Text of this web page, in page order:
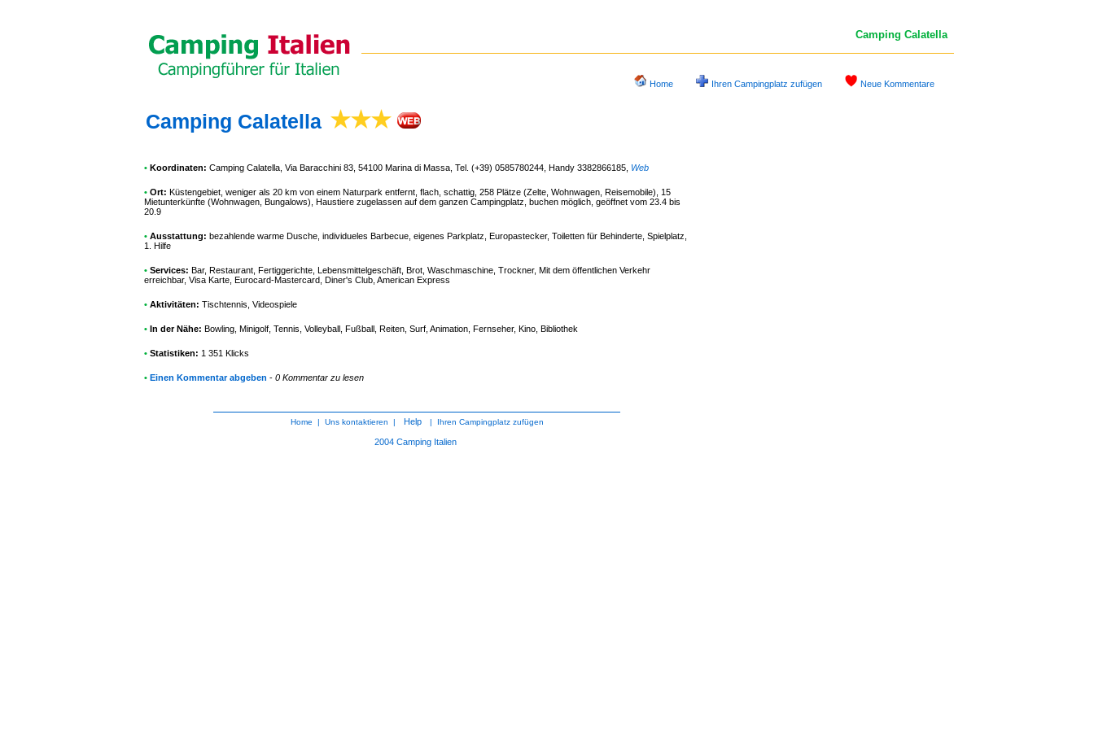
Camping Calatella
Home Ihren Campingplatz zufügen Neue Kommentare
Camping Calatella
• Koordinaten: Camping Calatella , Via Baracchini 83, 54100 Marina di Massa, Tel. (+39) 0585780244, Handy 3382866185 Web
• Ort: Küstengebiet, weniger als 20 km von einem Naturpark entfernt, flach, schattig, 258 Plätze (Zelte, Wohnwagen, Reisemobile), 15
Mietunterkünfte (Wohnwagen, Bungalows), Haustiere zugelassen auf dem ganzen Campingplatz, buchen möglich, geöffnet vom 23.4 bis
20.9
• Ausstattung: bezahlende warme Dusche, individueles Barbecue, eigenes Parkplatz, Europastecker, Toiletten für Behinderte, Spielplatz,
1. Hilfe
• Services: Bar, Restaurant, Fertiggerichte, Lebensmittelgeschäft, Brot, Waschmaschine, Trockner, Mit dem öffentlichen Verkehr
erreichbar, Visa Karte, Eurocard-Mastercard, Diner's Club, American Express
• Aktivitäten: Tischtennis, Videospiele
• In der Nähe: Bowling, Minigolf, Tennis, Volleyball, Fußball, Reiten, Surf, Animation, Fernseher, Kino, Bibliothek
• Statistiken: 1 351 Klicks
• Einen Kommentar abgeben - 0 Kommentar zu lesen
Home | Uns kontaktieren | Help | Ihren Campingplatz zufügen
2004 Camping Italien